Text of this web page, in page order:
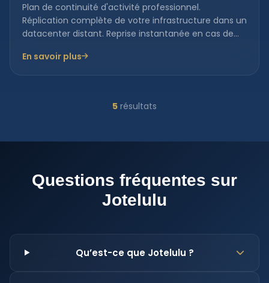
Plan de continuité d'activité professionnel.
Réplication complète de votre infrastructure dans un
datacenter distant. Reprise instantanée en cas de
En savoir plus
5 résultats
Questions fréquentes sur
Jotelulu
Qu’est-ce que Jotelulu ?